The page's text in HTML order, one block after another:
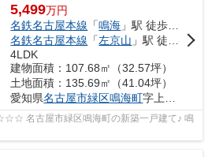
5,499万円
名鉄名古屋本線 「鳴海 」駅 徒歩8分
名鉄名古屋本線 「左京山 」駅 徒歩16分
4LDK
建物面積：107.68㎡（32.57坪）
土地面積：135.69㎡（41.04坪）
愛知県名古屋市緑区鳴海町字上中町16-7
名古屋市緑区鳴海町の新築一戸建て♪ 鳴